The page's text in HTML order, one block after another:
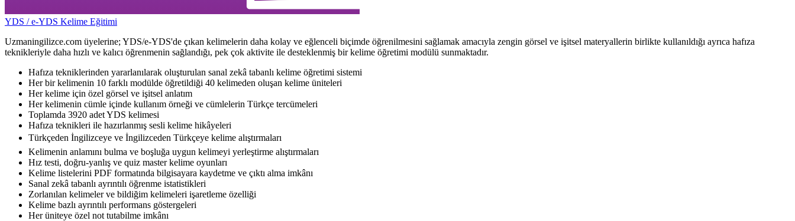
YDS / e-YDS Kelime Eğitimi
Uzmaningilizce.com üyelerine; YDS/e-YDS'de çıkan kelimelerin daha kolay ve eğlenceli biçimde öğrenilmesini sağlamak amacıyla zengin görsel ve işitsel materyallerin birlikte kullanıldığı ayrıca hafıza
teknikleriyle daha hızlı ve kalıcı öğrenmenin sağlandığı, pek çok aktivite ile desteklenmiş bir kelime öğretimi modülü sunmaktadır.
Hafıza tekniklerinden yararlanılarak oluşturulan sanal zekâ tabanlı kelime öğretimi sistemi
Her bir kelimenin 10 farklı modülde öğretildiği 40 kelimeden oluşan kelime üniteleri
Her kelime için özel görsel ve işitsel anlatım
Her kelimenin cümle içinde kullanım örneği ve cümlelerin Türkçe tercümeleri
Toplamda 3920 adet YDS kelimesi
Hafıza teknikleri ile hazırlanmış sesli kelime hikâyeleri
Türkçeden İngilizceye ve İngilizceden Türkçeye kelime alıştırmaları
Kelimenin anlamını bulma ve boşluğa uygun kelimeyi yerleştirme alıştırmaları
Hız testi, doğru-yanlış ve quiz master kelime oyunları
Kelime listelerini PDF formatında bilgisayara kaydetme ve çıktı alma imkânı
Sanal zekâ tabanlı ayrıntılı öğrenme istatistikleri
Zorlanılan kelimeler ve bildiğim kelimeleri işaretleme özelliği
Kelime bazlı ayrıntılı performans göstergeleri
Her üniteye özel not tutabilme imkânı